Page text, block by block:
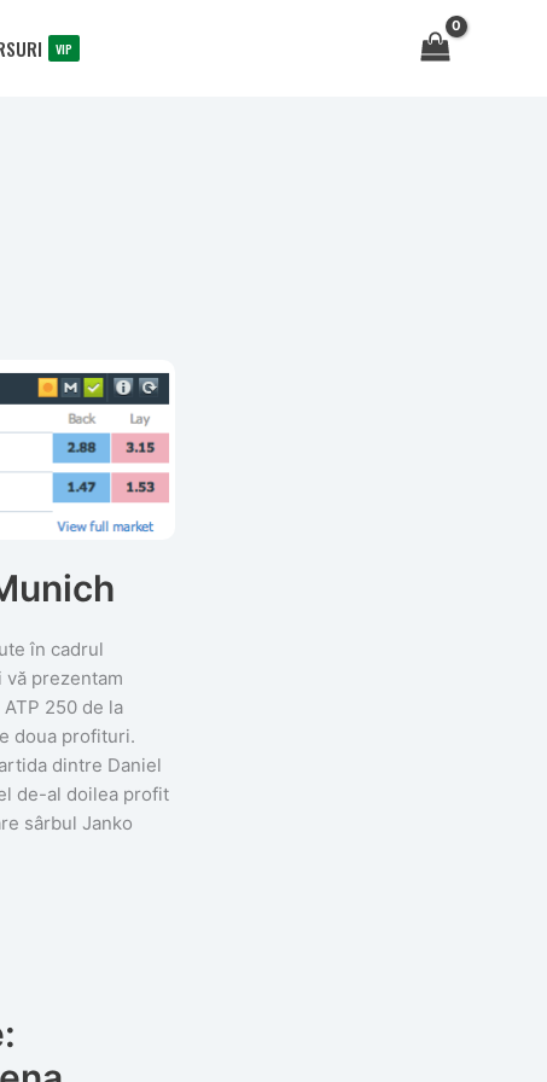
VIP
în cadrul
vă prezentam
250 de la
doua profituri.
dintre Daniel
de-al doilea profit
sârbul Janko